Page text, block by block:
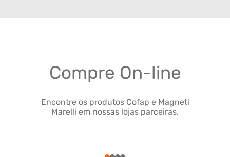
Compre On-line
Encontre os produtos Cofap e Magneti
Marelli em nossas lojas parceiras.